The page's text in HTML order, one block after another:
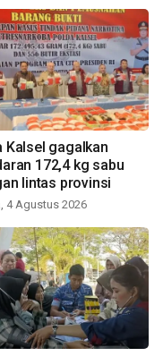
Kalsel gagalkan
172,4 kg sabu
lintas provinsi
4 Agustus 2026